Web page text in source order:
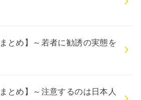
とめ】～若者に勧誘の実態を
とめ】～注意するのは日本人